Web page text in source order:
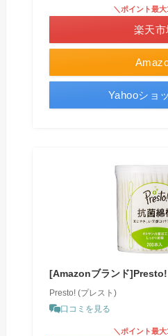
＼ポイント最
楽天市
Yahooショ
[Amazonブランド
Presto! (プレスト)
口コミを見る
＼ポイント最